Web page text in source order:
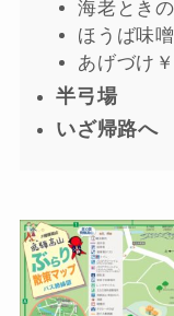
海老とき
ほうば味
あげづけ
半弓場
いざ帰路へ